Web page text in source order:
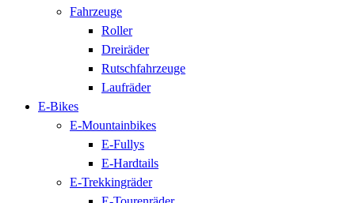
Fahrzeuge
Roller
Dreiräder
Rutschfahrzeuge
Laufräder
E-Bikes
E-Mountainbikes
E-Fullys
E-Hardtails
E-Trekkingräder